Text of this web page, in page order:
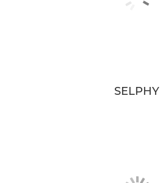
SELPHY